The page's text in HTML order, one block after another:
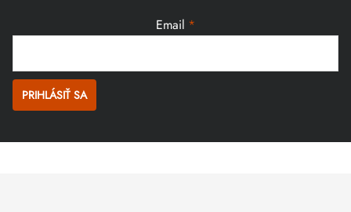
Email
PRIHLÁSIŤ SA